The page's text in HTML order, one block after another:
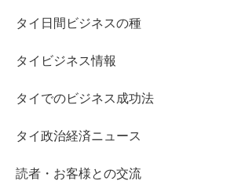
タイ日間ビジネスの種
タイビジネス情報
タイでのビジネス成功法
タイ政治経済ニュース
読者・お客様との交流